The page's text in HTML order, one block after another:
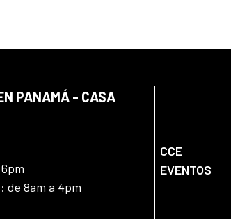
PANAMÁ - CASA
de 8am a 4pm
CCE
EVENTOS